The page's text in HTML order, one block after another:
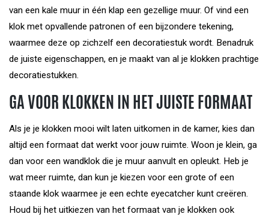
van een kale muur in één klap een gezellige muur. Of vind een
klok met opvallende patronen of een bijzondere tekening,
waarmee deze op zichzelf een decoratiestuk wordt. Benadruk
de juiste eigenschappen, en je maakt van al je klokken prachtige
decoratiestukken.
GA VOOR KLOKKEN IN HET JUISTE FORMAAT
Als je je klokken mooi wilt laten uitkomen in de kamer, kies dan
altijd een formaat dat werkt voor jouw ruimte. Woon je klein, ga
dan voor een wandklok die je muur aanvult en opleukt. Heb je
wat meer ruimte, dan kun je kiezen voor een grote of een
staande klok waarmee je een echte eyecatcher kunt creëren.
Houd bij het uitkiezen van het formaat van je klokken ook